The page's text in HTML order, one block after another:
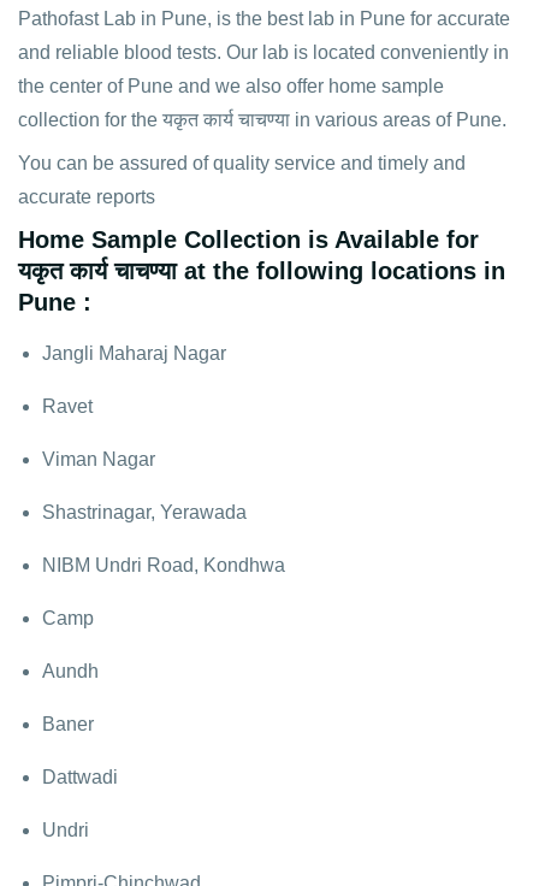
Pathofast Lab in Pune, is the best lab in Pune for accurate
and reliable blood tests. Our lab is located conveniently in
the center of Pune and we also offer home sample
collection for the यकृत कार्य चाचण्या in various areas of Pune.
You can be assured of quality service and timely and
accurate reports
Home Sample Collection is Available for
यकृत कार्य चाचण्या at the following locations in
Pune :
Jangli Maharaj Nagar
Ravet
Viman Nagar
Shastrinagar, Yerawada
NIBM Undri Road, Kondhwa
Camp
Aundh
Baner
Dattwadi
Undri